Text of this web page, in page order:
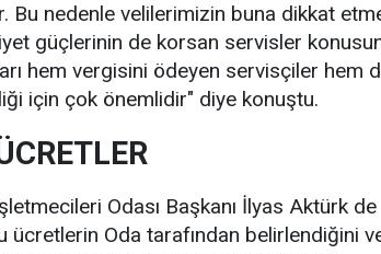
Bu nedenle velilerimizin buna dikkat
güçlerinin de korsan servisler
hem vergisini ödeyen servisçiler hem
için çok önemlidir" diye konuştu.
Odası Başkanı İlyas Aktürk de
ücretlerin Oda tarafından belirlendiğini